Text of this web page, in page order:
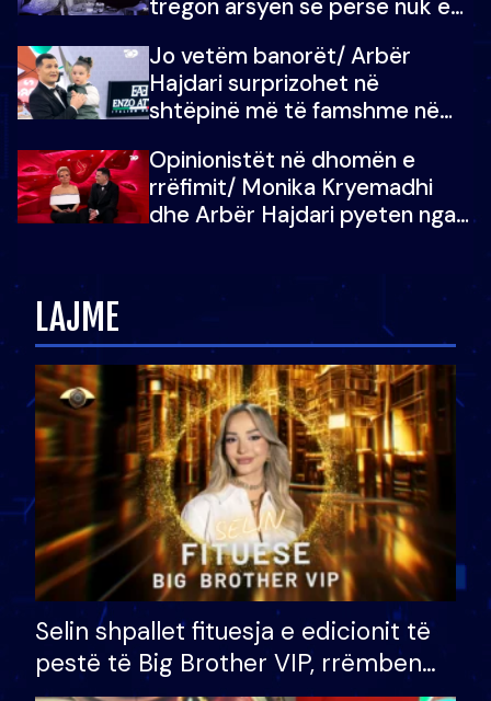
tregon arsyen se përse nuk e
çoja luftën time deri në fund
Jo vetëm banorët/ Arbër
Hajdari surprizohet në
shtëpinë më të famshme në
vajzën e tij
Opinionistët në dhomën e
rrëfimit/ Monika Kryemadhi
dhe Arbër Hajdari pyeten nga
LAJME
Selin shpallet fituesja e edicionit të
pestë të Big Brother VIP, rrëmben